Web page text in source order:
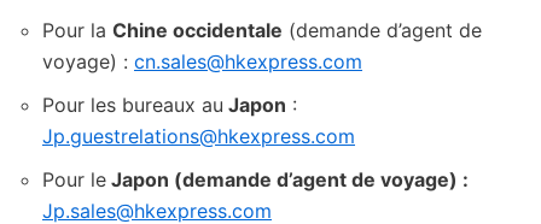
Pour la Chine occidentale (demande d’agent de
voyage) : cn.sales@hkexpress.com
Pour les bureaux au Japon :
Jp.guestrelations@hkexpress.com
Pour le Japon (demande d’agent de voyage) :
Jp.sales@hkexpress.com